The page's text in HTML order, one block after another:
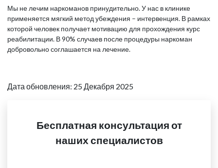
Мы не лечим наркоманов принудительно. У нас в клинике
применяется мягкий метод убеждения – интервенция. В рамках
которой человек получает мотивацию для прохождения курс
реабилитации. В 90% случаев после процедуры наркоман
добровольно соглашается на лечение.
Дата обновления: 25 Декабря 2025
Бесплатная консультация от
наших специалистов